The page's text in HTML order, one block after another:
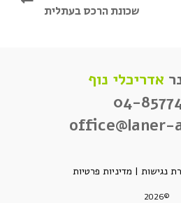
שכונת הרכס בעתלית
אדריכלי נוף
04-
office@laner-
נגישות | מדיניות פרטיות
©2026